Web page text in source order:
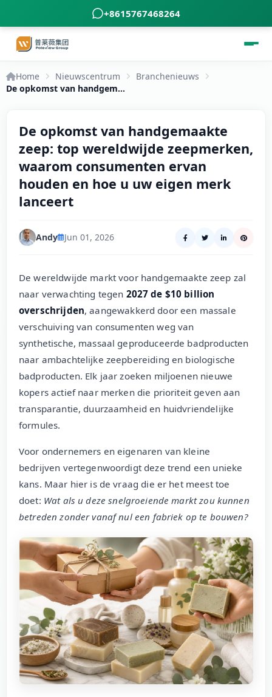
+8615767468264
Home Nieuwscentrum
Branchenieuws
De opkomst van handgemaakte zeep: top wereldwijde zeepmerken, waarom consumenten ervan houden en hoe u uw eigen merk lanceert
De opkomst van handgemaakte
zeep: top wereldwijde zeepmerken,
waarom consumenten ervan
houden en hoe u uw eigen merk
lanceert
Andy Jun 01, 2026
De wereldwijde markt voor handgemaakte zeep zal
naar verwachting tegen 2027 de $10 billion
overschrijden, aangewakkerd door een massale
verschuiving van consumenten weg van
synthetische, massaal geproduceerde badproducten
naar ambachtelijke zeepbereiding en biologische
badproducten. Elk jaar zoeken miljoenen nieuwe
kopers actief naar merken die prioriteit geven aan
transparantie, duurzaamheid en huidvriendelijke
formules.
Voor ondernemers en eigenaren van kleine
bedrijven vertegenwoordigt deze trend een unieke
kans. Maar hier is de vraag die er het meest toe
doet: Wat als u deze snelgroeiende markt zou kunnen
betreden zonder vanaf nul een fabriek op te bouwen?